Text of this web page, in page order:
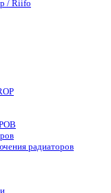
/ Riifo
радиаторов